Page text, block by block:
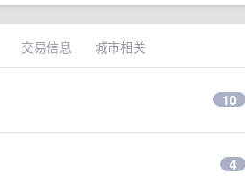
交易信息 城市相关
10
4